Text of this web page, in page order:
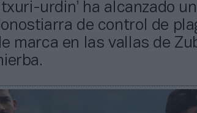
urdin’ ha alcanzado
de control de
marca en las vallas de